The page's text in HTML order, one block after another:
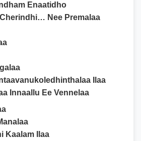
Enaatidho
Nee Premalaa
Ilaa
Innaallu Ee Vennelaa
Kaalam Ilaa